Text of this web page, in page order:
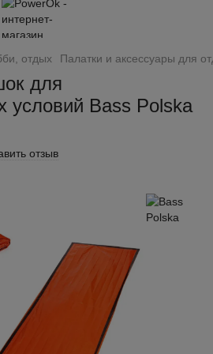
отдых Палатки и аксессуары для
для
условий Bass Polska
отзыв